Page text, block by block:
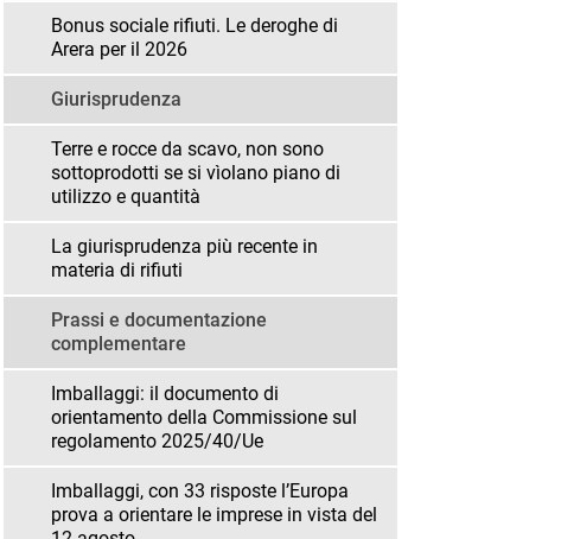
Bonus sociale rifiuti. Le deroghe di
Arera per il 2026
Giurisprudenza
Terre e rocce da scavo, non sono
sottoprodotti se si vìolano piano di
utilizzo e quantità
La giurisprudenza più recente in
materia di rifiuti
Prassi e documentazione
complementare
Imballaggi: il documento di
orientamento della Commissione sul
regolamento 2025/40/Ue
Imballaggi, con 33 risposte l’Europa
prova a orientare le imprese in vista del